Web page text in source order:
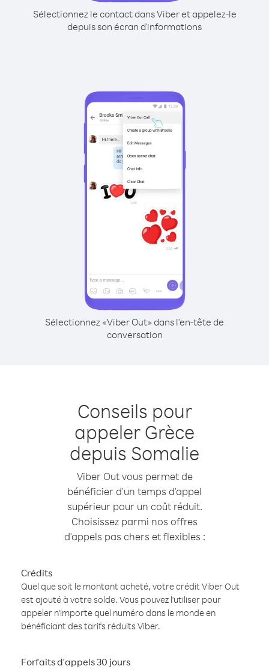
Sélectionnez le contact dans Viber et appelez-le
depuis son écran d'informations
Sélectionnez «Viber Out» dans l'en-tête de
conversation
Conseils pour
appeler Grèce
depuis Somalie
Viber Out vous permet de
bénéficier d'un temps d'appel
supérieur pour un coût réduit.
Choisissez parmi nos offres
d'appels pas chers et flexibles :
Crédits
Quel que soit le montant acheté, votre crédit Viber Out
est ajouté à votre solde. Vous pouvez l'utiliser pour
appeler n'importe quel numéro dans le monde en
bénéficiant des tarifs réduits Viber.
Forfaits d'appels 30 jours